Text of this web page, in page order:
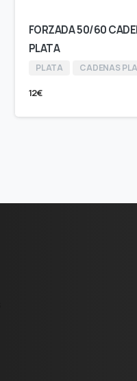
FORZADA 50/60
PLATA
PLATA CADENAS
12€